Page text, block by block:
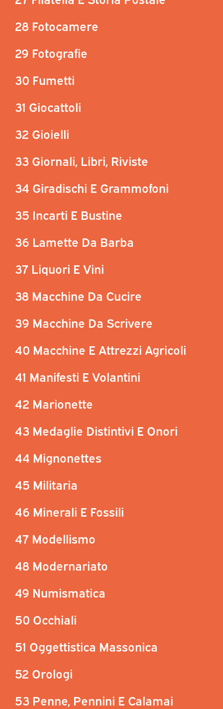
28 Fotocamere
29 Fotografie
30 Fumetti
31 Giocattoli
32 Gioielli
33 Giornali, Libri, Riviste
34 Giradischi E Grammofoni
35 Incarti E Bustine
36 Lamette Da Barba
37 Liquori E Vini
38 Macchine Da Cucire
39 Macchine Da Scrivere
40 Macchine E Attrezzi Agricoli
41 Manifesti E Volantini
42 Marionette
43 Medaglie Distintivi E Onori
44 Mignonettes
45 Militaria
46 Minerali E Fossili
47 Modellismo
48 Modernariato
49 Numismatica
50 Occhiali
51 Oggettistica Massonica
52 Orologi
53 Penne, Pennini E Calamai